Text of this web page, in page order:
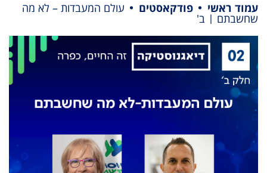
עמוד ראשי פודקאסטים עולם המעבדות – לא מה
שחשבתם | ב'